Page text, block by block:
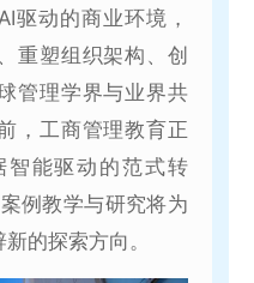
驱动的商业环境，
重塑组织架构、创
管理学界与业界共
，工商管理教育正
能驱动的范式转
例教学与研究将为
的探索方向。